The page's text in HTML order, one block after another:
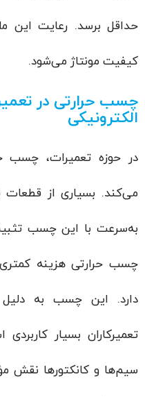
حداقل برسد. رعایت این
کیفیت مونتاژ می‌شود.
چسب حرارتی در
الکترونیکی
در حوزه تعمیرات، چسب
می‌کند. بسیاری از
به‌سرعت با این چسب
چسب حرارتی هزینه
دارد. این چسب به دلیل
تعمیرکاران بسیار
سیم‌ها و کانکتورها نقش